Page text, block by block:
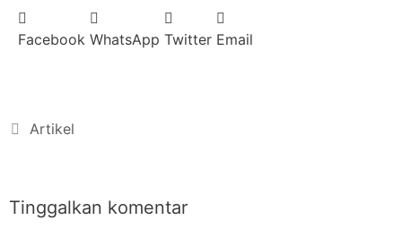
Facebook WhatsApp Twitter Email
Artikel
Tinggalkan komentar